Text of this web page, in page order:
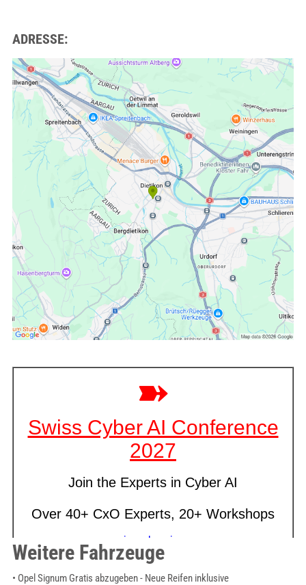
ADRESSE:
Weitere Fahrzeuge
• Opel Signum Gratis abzugeben - Neue Reifen inklusive